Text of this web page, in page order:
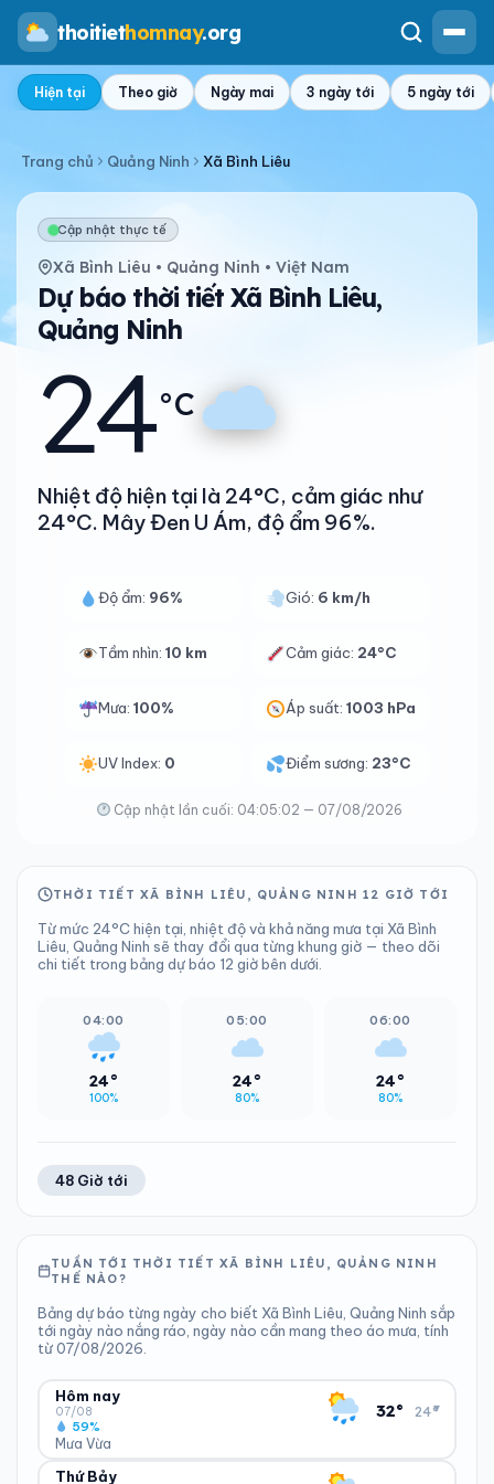
thoitiethomnay.org
Hiện tại Theo giờ Ngày mai 3 ngày tới 5 ngày tới
Trang chủ Quảng Ninh Xã Bình Liêu
Cập nhật thực tế
Xã Bình Liêu • Quảng Ninh • Việt Nam
Dự báo thời tiết Xã Bình Liêu,
Quảng Ninh
24°C
Nhiệt độ hiện tại là 24°C, cảm giác như
24°C. Mây Đen U Ám, độ ẩm 96%.
Độ ẩm: 96% Gió: 6 km/h
Tầm nhìn: 10 km Cảm giác: 24°C
Mưa: 100% Áp suất:1003 hPa
UV Index: 0 Điểm sương: 23°C
Cập nhật lần cuối: 04:05:02 — 07/08/2026
THỜI TIẾT XÃ BÌNH LIÊU, QUẢNG NINH 12 GIỜ TỚI
Từ mức 24°C hiện tại, nhiệt độ và khả năng mưa tại Xã Bình
Liêu, Quảng Ninh sẽ thay đổi qua từng khung giờ — theo dõi
chi tiết trong bảng dự báo 12 giờ bên dưới.
04:00
24°
100%
05:00
24°
80%
06:00
24°
80%
48 Giờ tới
TUẦN TỚI THỜI TIẾT XÃ BÌNH LIÊU, QUẢNG NINH
THẾ NÀO?
Bảng dự báo từng ngày cho biết Xã Bình Liêu, Quảng Ninh sắp
tới ngày nào nắng ráo, ngày nào cần mang theo áo mưa, tính
từ 07/08/2026.
Hôm nay
07/08
Mưa Vừa
59%
32° 24°
▾
ĐỘ ẨM
Thứ Bảy